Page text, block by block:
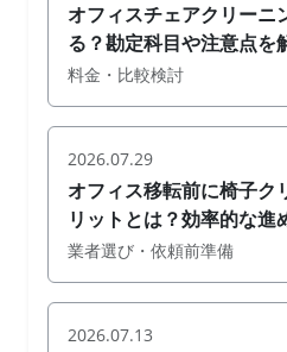
オフィスチェアクリーニ
る？勘定科目や注意点を
料金・比較検討
2026.07.29
オフィス移転前に椅子ク
リットとは？効率的な進
業者選び・依頼前準備
2026.07.13